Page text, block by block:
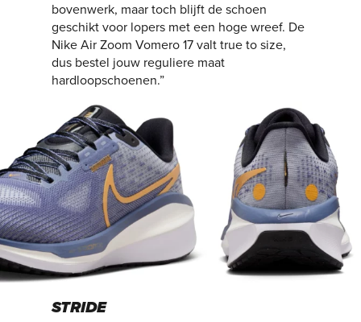
bovenwerk, maar toch blijft de schoen
geschikt voor lopers met een hoge wreef. De
Nike Air Zoom Vomero 17 valt true to size,
dus bestel jouw reguliere maat
hardloopschoenen.”
STRIDE